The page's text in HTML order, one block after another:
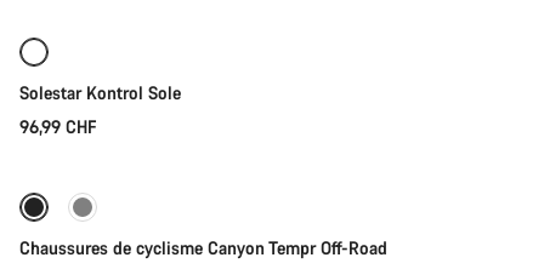
Gravel
Solestar Kontrol Sole
96,99 CHF
Nouveau
Chaussures de cyclisme Canyon Tempr Off-Road